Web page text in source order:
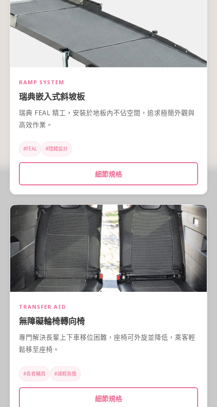
RAMP SYSTEM
瑞典嵌入式斜坡板
瑞典 FEAL 精工，安裝於地板內不佔空間，追求極簡外觀與
高效作業。
#FEAL #隱藏設計
細節規格
TRANSFER AID
無障礙輪椅轉向椅
專門解決長輩上下車移位困難，座椅可外旋並降低，乘客輕
鬆移至座椅。
#長者輔具 #減輕負擔
細節規格